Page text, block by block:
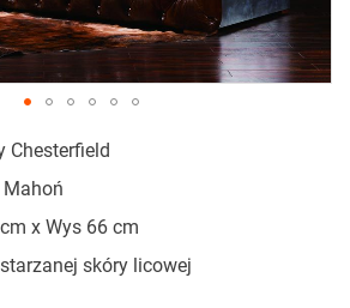
Chesterfield
Mahoń
x Wys 66 cm
skóry licowej